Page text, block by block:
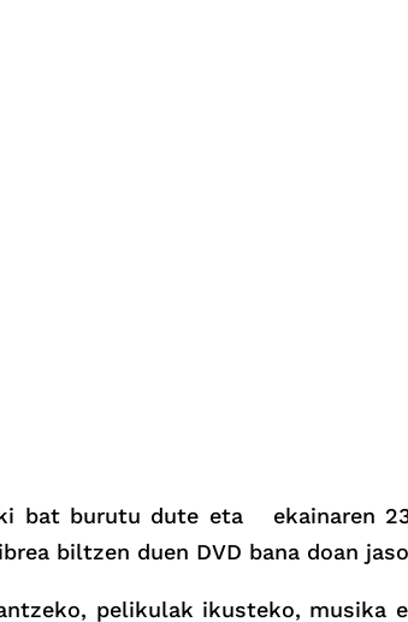
bat burutu dute eta ekainaren
biltzen duen DVD bana doan
pelikulak ikusteko, musika